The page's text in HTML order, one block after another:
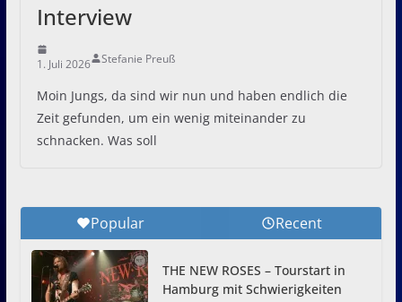
Interview
1. Juli 2026 Stefanie Preuß
Moin Jungs, da sind wir nun und haben endlich die
Zeit gefunden, um ein wenig miteinander zu
schnacken. Was soll
Popular Recent
THE NEW ROSES – Tourstart in
Hamburg mit Schwierigkeiten